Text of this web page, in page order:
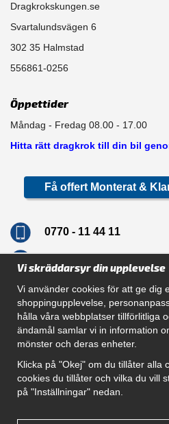
Dragkrokskungen.se
Svartalundsvägen 6
302 35 Halmstad
556861-0256
Öppettider
Måndag - Fredag 08.00 - 17.00
Hitta rätt dragkrok till din bil
Få offert Monterat &
0770 - 11 44 11
Navigation
Hur beställer jag
Gör Det Själv Paket
Montera dragkrok
SUPPORT
Villkor
Vi skräddarsyr din upplevelse
Vi använder cookies för att ge dig
shoppingupplevelse,
hålla våra webbplatser tillförlitliga
ändamål samlar vi in information
mönster och deras enheter.
Klicka på "Okej" om du tillåter alla
cookies du tillåter och vilka du vill
på "Inställningar" nedan.